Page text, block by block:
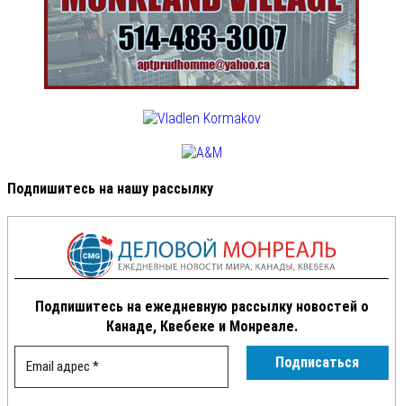
Подпишитесь на нашу рассылку
Подпишитесь на ежедневную рассылку новостей о
Канаде, Квебеке и Монреале.